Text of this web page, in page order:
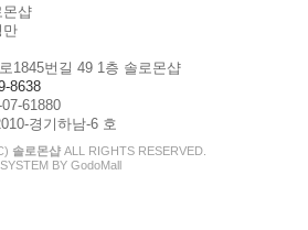
몬샵
만
1845번길 49 1층 솔로몬샵
8638
61880
경기하남-6 호
솔로몬샵 ALL RIGHTS RESERVED.
SYSTEM BY GodoMall